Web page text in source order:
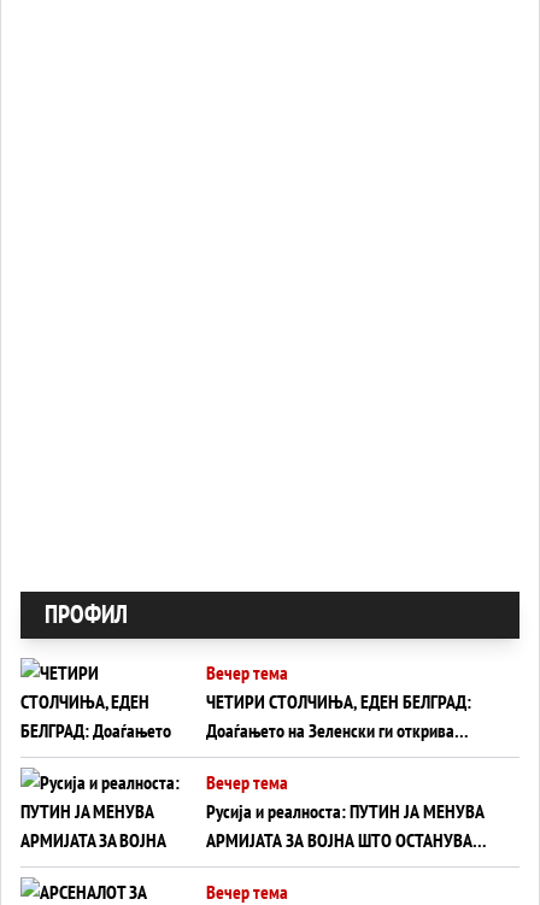
ПРОФИЛ
Вечер тема
ЧЕТИРИ СТОЛЧИЊА, ЕДЕН БЕЛГРАД:
Доаѓањето на Зеленски ги открива
тајните на политиката на балансирање
на Вучиќ
Вечер тема
Русија и реалноста: ПУТИН ЈА МЕНУВА
АРМИЈАТА ЗА ВОЈНА ШТО ОСТАНУВА
БЕЗ ФРОНТ
Вечер тема